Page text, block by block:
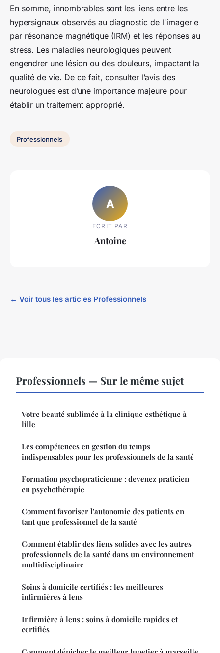
En somme, innombrables sont les liens entre les
hypersignaux observés au diagnostic de l'imagerie
par résonance magnétique (IRM) et les réponses au
stress. Les maladies neurologiques peuvent
engendrer une lésion ou des douleurs, impactant la
qualité de vie. De ce fait, consulter l’avis des
neurologues est d’une importance majeure pour
établir un traitement approprié.
Professionnels
A
ECRIT PAR
Antoine
← Voir tous les articles Professionnels
Professionnels — Sur le même sujet
Votre beauté sublimée à la clinique esthétique à
lille
Les compétences en gestion du temps
indispensables pour les professionnels de la santé
Formation psychopraticienne : devenez praticien
en psychothérapie
Comment favoriser l'autonomie des patients en
tant que professionnel de la santé
Comment établir des liens solides avec les autres
professionnels de la santé dans un environnement
multidisciplinaire
Soins à domicile certifiés : les meilleures
infirmières à lens
Infirmière à lens : soins à domicile rapides et
certifiés